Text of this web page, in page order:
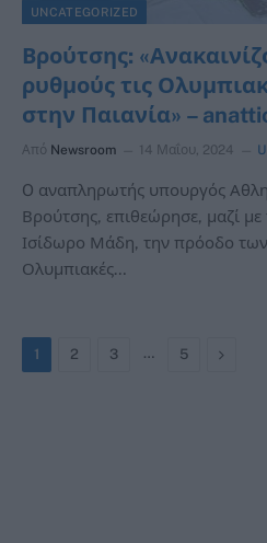
UNCATEGORIZED
Βρούτσης:
ρυθμούς τις
στην Παιανία» –
Από Newsroom 14 Μαΐου, 2024
O αναπληρωτής υπουργός
Βρούτσης, επιθεώρησε, μαζί
Ισίδωρο Μάδη, την πρόοδο των
Ολυμπιακές…
1 2 3 … 5 Next